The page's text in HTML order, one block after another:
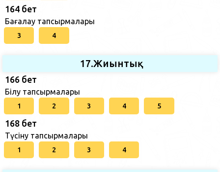
164 бет
Бағалау тапсырмалары
3 4
17.Жиынтық
166 бет
Білу тапсырмалары
1 2 3 4 5
168 бет
Түсіну тапсырмалары
1 2 3 4